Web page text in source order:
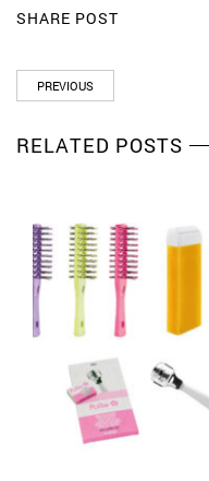
SHARE POST
PREVIOUS
RELATED POSTS